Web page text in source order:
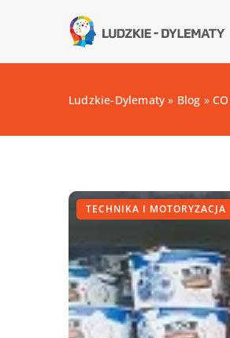
Ludzkie-Dylematy » Blog »
TECHNIKA I MOTORYZACJA